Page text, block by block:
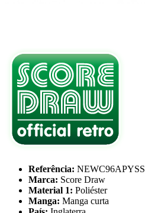
Referência: NEWC96APYSS
Marca: Score Draw
Material 1: Poliéster
Manga: Manga curta